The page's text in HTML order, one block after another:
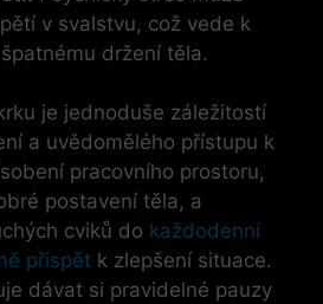
v svalstvu, což vede k
držení těla.
je jednoduše záležitostí
a uvědomělého přístupu k
pracovního prostoru,
postavení těla, a
cviků do každodenní
přispět k zlepšení situace.
dávat si pravidelné pauzy